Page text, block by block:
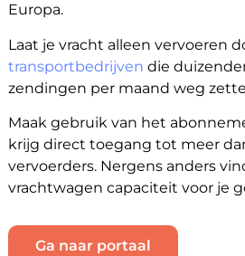
Europa.
Laat je vracht alleen vervoeren
transportbedrijven die
zendingen per maand weg
Maak gebruik van het
krijg direct toegang tot meer
vervoerders. Nergens anders
vrachtwagen capaciteit voor je
Ga naar portaal